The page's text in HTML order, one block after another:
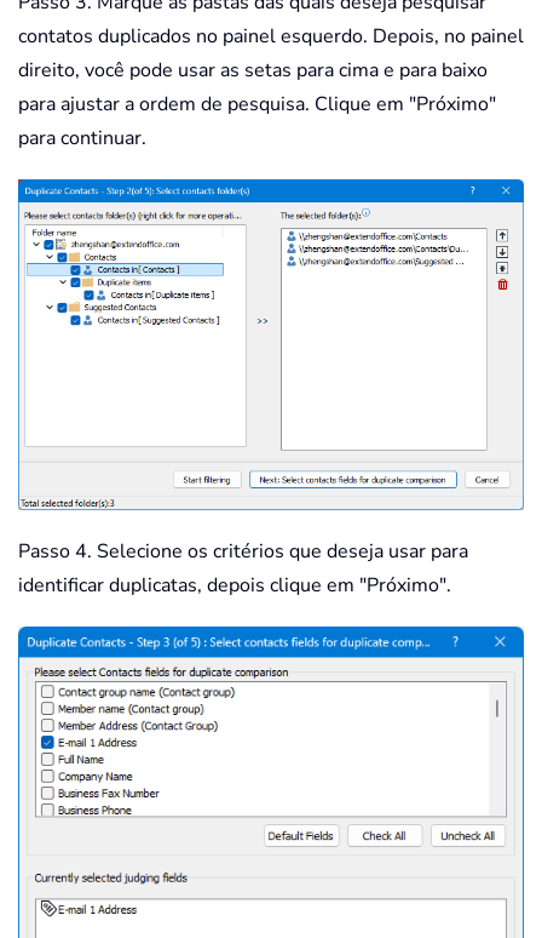
contatos duplicados no painel esquerdo. Depois, no painel
direito, você pode usar as setas para cima e para baixo
para ajustar a ordem de pesquisa. Clique em "Próximo"
para continuar.
Passo 4. Selecione os critérios que deseja usar para
identificar duplicatas, depois clique em "Próximo".